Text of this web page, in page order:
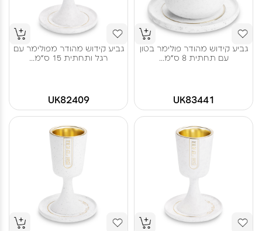
גביע קידוש מהודר פולימר בטון
עם תחתית 8 ס"מ...
UK83441
גביע קידוש מהודר מפולימר עם
רגל ותחתית 15 ס"מ...
UK82409